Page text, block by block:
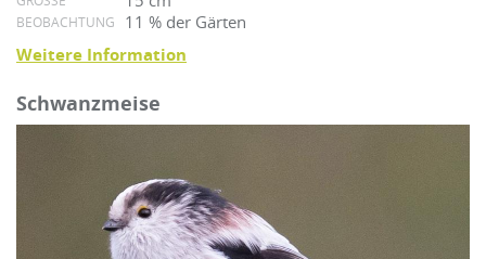
BEOBACHTUNG 11 % der Gärten
Weitere Information
Schwanzmeise